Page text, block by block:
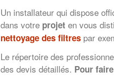
Un installateur qui dispose
dans votre projet en vous
nettoyage des filtres par
Le répertoire des
des devis détaillés. Pour